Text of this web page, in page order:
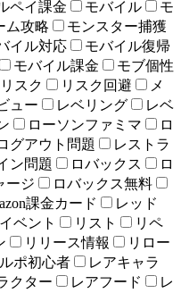
ペイ課金 モバイル
モ
ム攻略
モンスター捕獲
イル対応
モバイル復帰
モバイル課金
モブ個性
リスク リスク回避
メ
ュー レベリング
レベ
ローソンファミマ
ロ
グアウト問題
レストラ
ン問題 ロバックス
ロ
ージ
ロバックス無料
課金カード
レッド
ベント リスト
リペ
リリース情報
リロー
ルポ初心者
レアキャラ
クター レアフード
レ